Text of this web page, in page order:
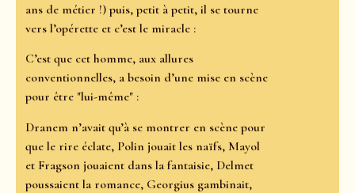
ans de métier !) puis, petit à petit, il se tourne
vers l’opérette et c’est le miracle :
C’est que cet homme, aux allures
conventionnelles, a besoin d’une mise en scène
pour être "lui-même" :
Dranem n’avait qu’à se montrer en scène pour
que le rire éclate, Polin jouait les naïfs, Mayol
et Fragson jouaient dans la fantaisie, Delmet
poussaient la romance, Georgius gambinait,